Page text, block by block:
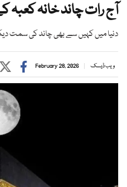
آج رات چاند خانہ کعبہ
دنیا میں کہیں سے بھی چاند کی سمت
ویب ڈیسک February 28, 2026